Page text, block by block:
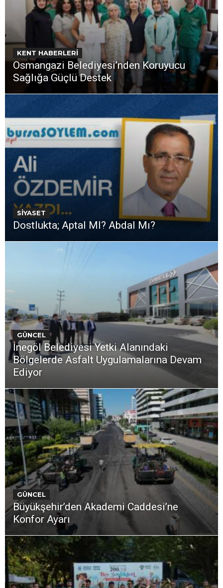
KENT HABERLERİ
Osmangazi Belediyesi’nden Koruyucu
Sağlığa Güçlü Destek
SİYASET
Dostlukta; Aptal MI? Abdal Mı?
GÜNCEL
İnegöl Belediyesi Yetki Alanındaki
Bölgelerde Asfalt Uygulamalarına Devam
Ediyor
GÜNCEL
Büyükşehir’den Akademi Caddesi’ne
Konfor Ayarı